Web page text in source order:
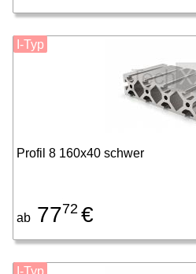
Profil 8 160x40 schwer
ab 7772 €
I-Typ
I-Typ